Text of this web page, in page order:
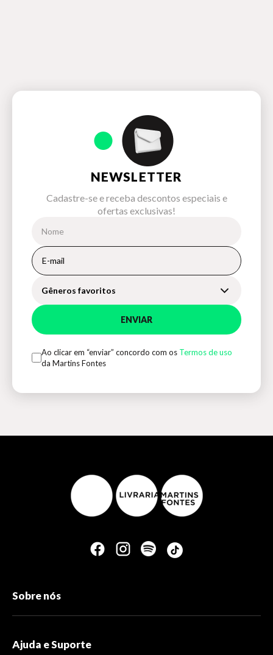
NEWSLETTER
Cadastre-se e receba descontos especiais e
ofertas exclusivas!
Gêneros favoritos
ENVIAR
Ao clicar em “enviar” concordo com os Termos de uso
da Martins Fontes
Sobre nós
Ajuda e Suporte